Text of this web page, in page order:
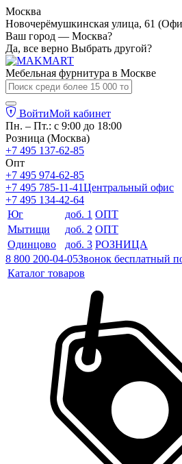
Москва
Новочерёмушкинская улица, 61
Ваш город — Москва?
Да, все верно Выбрать другой?
Мебельная фурнитура в Москве
ВойтиМой кабинет
Пн. – Пт.: с 9:00 до 18:00
Розница (Москва)
+7 495 137-62-85
Опт
+7 495 974-62-85
+7 495 785-11-41Центральный офис
+7 495 134-42-64
Юг
доб. 1 ОПТ
Мытищи
доб. 2 ОПТ
Одинцово
доб. 3 РОЗНИЦА
8 800 200-04-05Звонок бесплатный
Каталог товаров